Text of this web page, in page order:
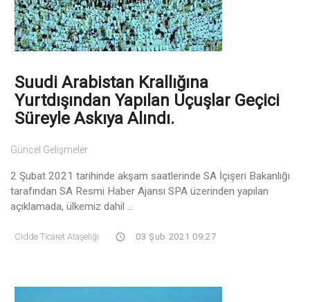
Suudi Arabistan Krallığına
Yurtdışından Yapılan Uçuşlar Geçici
Süreyle Askıya Alındı.
Güncel Gelişmeler
2 Şubat 2021 tarihinde akşam saatlerinde SA İçişeri Bakanlığı
tarafından SA Resmi Haber Ajansı SPA üzerinden yapılan
açıklamada, ülkemiz dahil ...
Cidde Ticaret Ataşeliği 03 Şub 2021 09:27